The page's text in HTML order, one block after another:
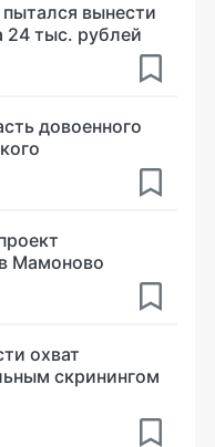
вынести
24 тыс. рублей
довоенного
Мамоново
охват
скринингом